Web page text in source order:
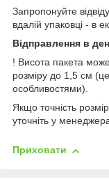
Запропонуйте
вдалій упаковці - в
Відправлення в
! Висота пакета може
розміру до 1,5 см
особливостями).
Якщо точність
уточніть у
Приховати